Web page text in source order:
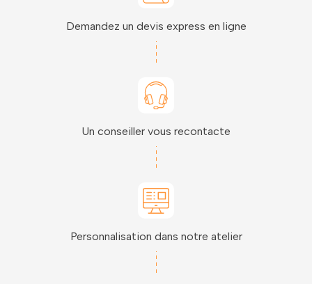
Demandez un devis express en ligne
Un conseiller vous recontacte
Personnalisation dans notre atelier